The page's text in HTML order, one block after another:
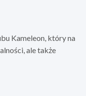
Kameleon, który na
ale także